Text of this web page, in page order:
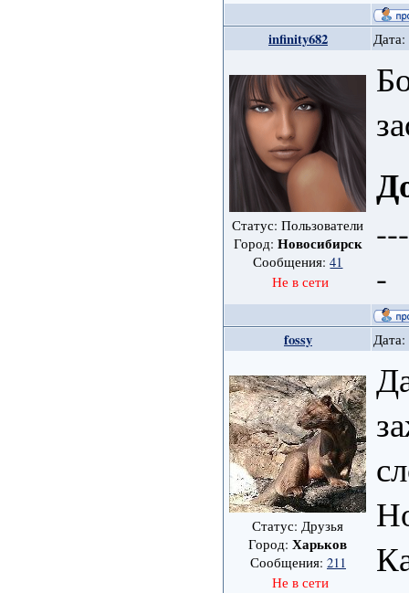
infinity682
Статус: Пользователи
Город: Новосибирск
Сообщения:41
Не в сети
-
fossy
Статус: Друзья
Город:Харьков
Сообщения: 211
Не в сети